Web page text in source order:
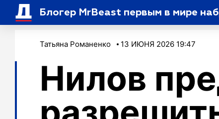
Блогер MrBeast первым в мире
Татьяна Романенко 13 ИЮНЯ 2026 19:47
Нилов